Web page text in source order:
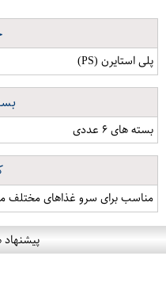
پلی استایرن (PS)
بسته های ۶ عددی
مناسب برای سرو غذاهای مختلف